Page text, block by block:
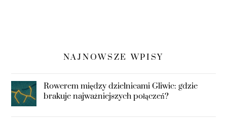
NAJNOWSZE WPISY
Rowerem między dzielnicami Gliwic: gdzie
brakuje najważniejszych połączeń?